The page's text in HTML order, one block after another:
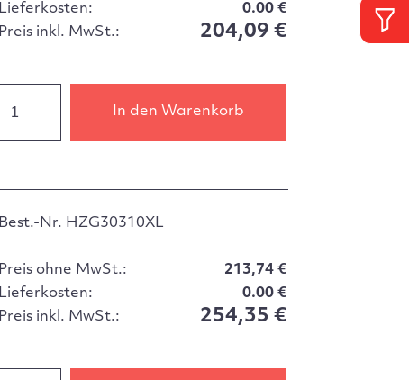
Lieferkosten:
0.00 €
Preis inkl. MwSt.:
204,09 €
In den Warenkorb
Best.-Nr. HZG30310XL
Preis ohne MwSt.:
213,74 €
Lieferkosten:
0.00 €
Preis inkl. MwSt.:
254,35 €